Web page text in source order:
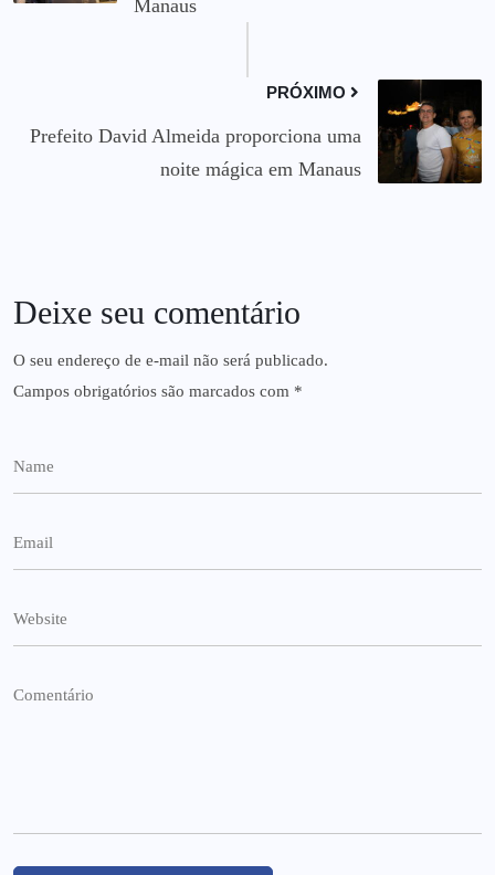
Manaus
PRÓXIMO
Prefeito David Almeida proporciona uma
noite mágica em Manaus
Deixe seu comentário
O seu endereço de e-mail não será publicado.
Campos obrigatórios são marcados com *